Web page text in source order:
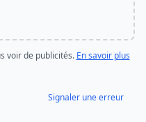
voir de publicités. En savoir plus
Signaler une erreur